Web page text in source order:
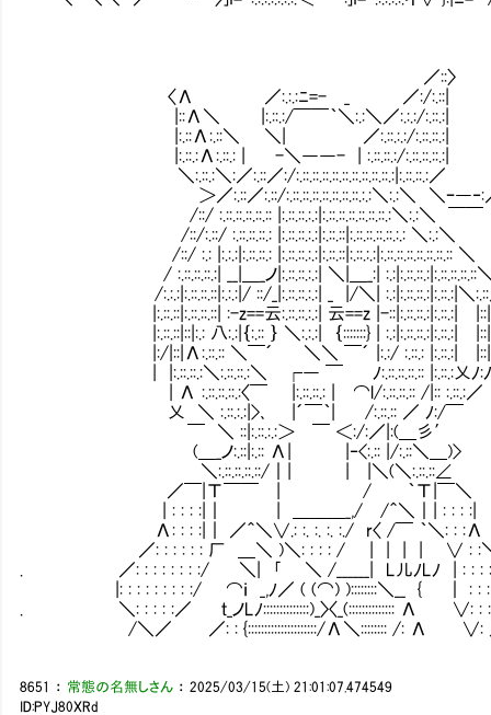
／::〉
〈Λ ／:.:.:ﾆ=- _ ／:/:.::|
|::Λ＼ |:.::.:/￣￣｀＼:.:＼／:.:.:/:.::.:|
|:.::Λ:.::＼ ＼| ／:.::.:.:/:.::.::.:|
|:.::.:Λ:.::.: | -＼――- | :.::.::.:/:.::.::.::.:|
＼:.::.:＼:／:.::／:/:.::.::.::.::.::.::.::.::.::.:|:.::.::.:／
＞／:.::／:.::/:.::.::.::.::.::.::.::.:.:＼:.:＼ ＼ｰ―‐:
/::/ :.::.::.::.::.:: |:.::.::.:.:|:.::.::.::.::.::.::.:＼:.:＼ ￣￣
/::/:.::/ :.::.::.::.: |:.::.::.:.:|:.::.::|:.::.::.::.::.:.: ＼:.:＼
/::/ :.: |:.:.:|:.::.::.: |:.::.::.:.:|:.::.::|:.::.:.:|:.::.::.::.::.::.::.:: ＼
/ :.::.::.::.:| __|＿_ノ|:.::.::.:.:| ＼|＿_:| :.:|:.::.::.:|:.::.::.::.::
/:.:.:|:.::.::.::|:.:.:|/ ::/_|:.::.::.:.:| _ |/＼| :.:|:.::.::.:|:.::.:|＼:.::
|:.::.::|:.::.::.::| :-z==云:.::.::.:.:| 云==z |-::|:.::.::.:|:.::.:| |::|
|:.::.::|::|:.: 八:.:|｛:.:: ｝ ＼:.:.:| ｛:::::::} | :.:|:.::.::.:|:.::.:| |::|
|:/|::|Λ:.::.:: ＼￣´ ＼＼ ￣´ |:.:/ :.::.: |:.::.:| |::|
| |:.::.::.:＼:.::.::.:＼ ┌― ￣ ﾉ:.::.::.::.:: |:.::.:乂ﾉ:ﾉ メ
| Λ :.::.::.::.:〈￣ |:.::.::.: | ⌒l/:.::.::.:: /|:: :.::.:／
乂 ＼ :.::.:.:|>､ |´￣｀| /:.::.:: ／ ﾉ:/￣
￣ ＼ ::|:.::.:.:＞ ￣ ＜:/:／|:(＿彡′
(＿_ノ:.::|:.:: Λ| |‐<:.:: |/:.::＼＿)> ヽ､_,人_,ノ
＼:.::.::.::.::/｜| | |＼(＼
／￣|Τ￣￣ | / ｀Τ|￣＼ ‐=､´ 何やねん！
| : : : :|｜ | ＿＿＿_,/ /＾＼｜| : : :
Λ: : : :|｜ ／＾＼∨.: :. :. :. :./ r〈 /￣ ｀＼: : :Λ , '⌒r‐v'
／: : : : : : 厂 ＿＼ )＼: : : : / | | | | ∨ : :
. ／: : : : : : : :/ ＼| ｢ ＼ /______| L儿ﾉLﾉ | : : : :
|: : : : : : : : :/ ⌒ｉ _,ﾉ／ ( (⌒) )::::::::＼__ { ｜ : : :
. ＼: : : : :／ ｔ_ノLﾉ::::::::::::::)_〉〈_(:::::::::::::: Λ ∨: :
/＼／ ／: : {:::::::::::::::::::::/Λ＼:::::::: /: Λ ∨:
8651 ： 常態の名無しさん ：2025/03/15(土) 21:01:07.474549
ID:PYJ80XRd